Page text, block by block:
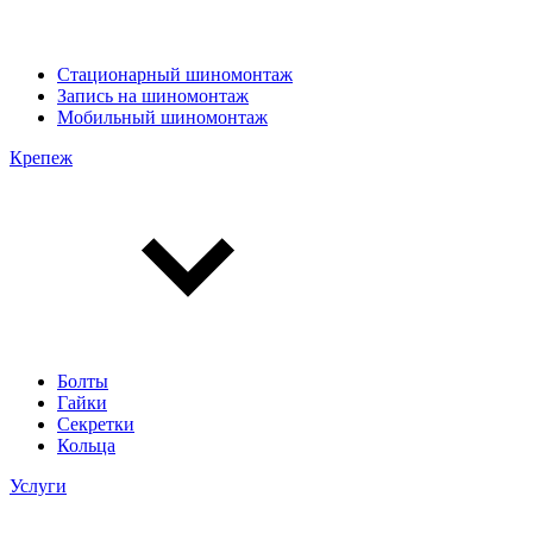
Стационарный шиномонтаж
Запись на шиномонтаж
Мобильный шиномонтаж
Крепеж
Болты
Гайки
Секретки
Кольца
Услуги